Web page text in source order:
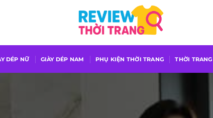
DÉP NỮ GIÀY DÉP NAM PHỤ KIỆN THỜI TRANG THỜI